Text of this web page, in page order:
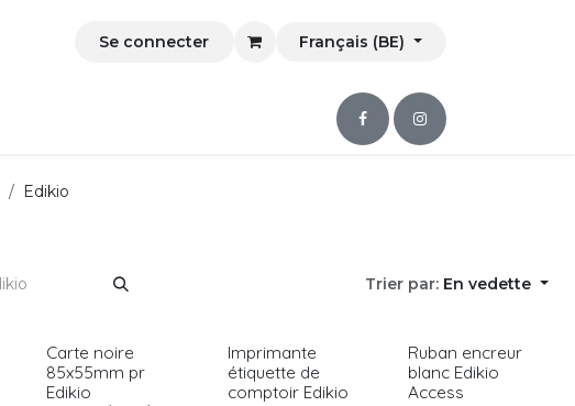
Se connecter Français (BE)
Edikio
Trier par: En vedette
Carte noire
85x55mm pr
Edikio
Imprimante
étiquette de
comptoir Edikio
Ruban encreur
blanc Edikio
Access